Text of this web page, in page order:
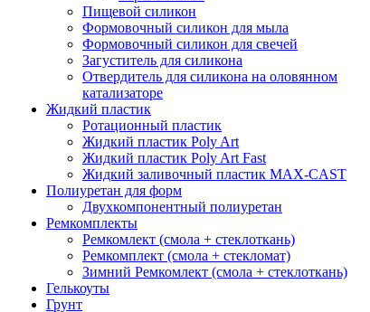
Пищевой силикон
Формовочный силикон для мыла
Формовочный силикон для свечей
Загуститель для силикона
Отвердитель для силикона на оловянном
катализаторе
Жидкий пластик
Ротационный пластик
Жидкий пластик Poly Art
Жидкий пластик Poly Art Fast
Жидкий заливочный пластик MAX-CAST
Полиуретан для форм
Двухкомпонентный полиуретан
Ремкомплекты
Ремкомлект (смола + стеклоткань)
Ремкомплект (смола + стекломат)
Зимний Ремкомлект (смола + стеклоткань)
Гелькоуты
Грунт